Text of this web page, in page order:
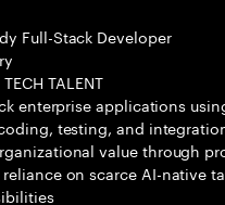
Full-Stack Developer
TALENT
enterprise applications
testing, and
value through
on scarce AI-native